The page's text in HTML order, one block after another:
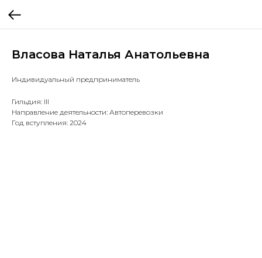
Власова Наталья Анатольевна
Индивидуальный предприниматель
Гильдия: III
Направление деятельности: Автоперевозки
Год вступления: 2024